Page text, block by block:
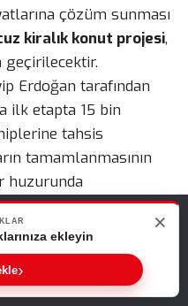
Toki İstanbul Ucuz Kiralık Konut Projesi Başlıyor! Başvuru Süreci Eylül Ayında Başlayacak
çözüm sunması
kiralık konut projesi,
geçirilecektir.
Erdoğan tarafından
ilk etapta 15 bin
tahsis
tamamlanmasının
huzurunda
belirlenecektir.
Konut
sunabilmemiz için çerezleri
ederseniz, bunu kabul
ekleyin
›
×